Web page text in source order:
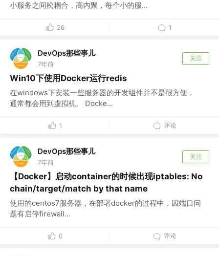
小服务之间松耦合，高内聚，每个小的服...
26 1
DevOps那些事儿
7年前
关注
Win10下使用Docker运行redis
在windows下安装一些服务器的开发组件并不是很方便，
通常都会用到虚拟机。 Docke...
1 评论
DevOps那些事儿
7年前
关注
【Docker】启动container的时候出现iptables: No
chain/target/match by that name
使用的centos7服务器，在部署docker的过程中，因端口问
题有启停firewall...
0 评论